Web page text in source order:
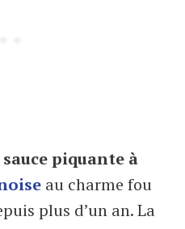
piquante à
au charme fou
plus d’un an. La